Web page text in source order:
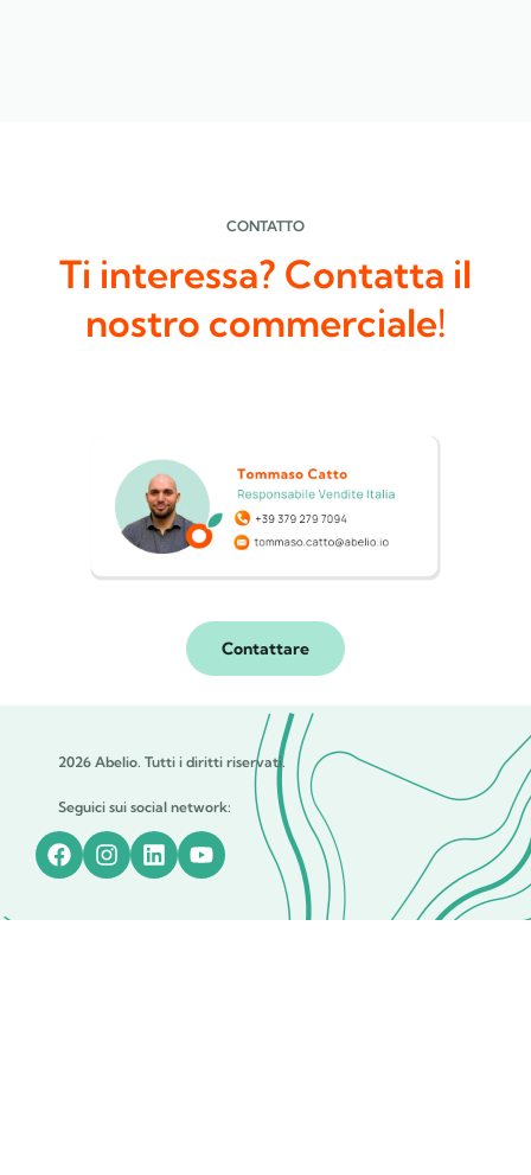
CONTATTO
Ti interessa? Contatta il
nostro commerciale!
Contattare
2026 Abelio. Tutti i diritti riservati.
Seguici sui social network: